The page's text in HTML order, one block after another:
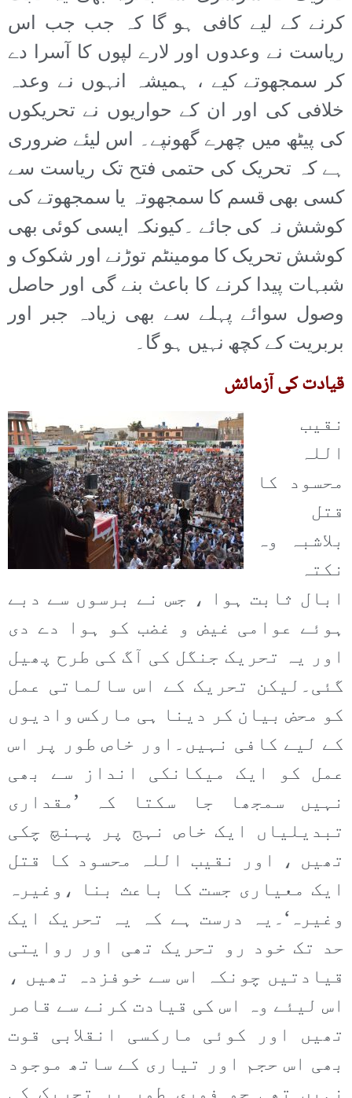
کرنے کے لیے کافی ہو گا کہ جب جب اس
ریاست نے وعدوں اور لارے لپوں کا آسرا دے
کر سمجھوتے کیے ، ہمیشہ انہوں نے وعدہ
خلافی کی اور ان کے حواریوں نے تحریکوں
کی پیٹھ میں چھرے گھونپے۔ اس لیئے ضروری
ہے کہ تحریک کی حتمی فتح تک ریاست سے
کسی بھی قسم کا سمجھوتہ یا سمجھوتے کی
کوشش نہ کی جائے ۔کیونکہ ایسی کوئی بھی
کوشش تحریک کا مومینٹم توڑنے اور شکوک و
شبہات پیدا کرنے کا باعث بنے گی اور حاصل
وصول سوائے پہلے سے بھی زیادہ جبر اور
بربریت کے کچھ نہیں ہو گا۔
قیادت کی آزمائش
نقیب
اللہ
محسود کا
قتل
بلاشبہ وہ
نکتہ
ابال ثابت ہوا ، جس نے برسوں سے دبے
ہوئے عوامی غیض و غضب کو ہوا دے دی
اور یہ تحریک جنگل کی آگ کی طرح پھیل
گئی۔لیکن تحریک کے اس سالماتی عمل
کو محض بیان کر دینا ہی مارکس وادیوں
کے لیے کافی نہیں۔اور خاص طور پر اس
عمل کو ایک میکانکی انداز سے بھی
نہیں سمجھا جا سکتا کہ ’مقداری
تبدیلیاں ایک خاص نہج پر پہنچ چکی
تھیں ، اور نقیب اللہ محسود کا قتل
ایک معیاری جست کا باعث بنا ،وغیرہ
وغیرہ‘۔یہ درست ہے کہ یہ تحریک ایک
حد تک خود رو تحریک تھی اور روایتی
قیادتیں چونکہ اس سے خوفزدہ تھیں ،
اس لیئے وہ اس کی قیادت کرنے سے قاصر
تھیں اور کوئی مارکسی انقلابی قوت
بھی اس حجم اور تیاری کے ساتھ موجود